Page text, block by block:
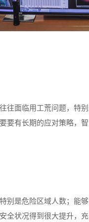
面临用工荒问题，特
要有长期的应对策略，
是危险区域人数；能
全状况得到很大提升，充